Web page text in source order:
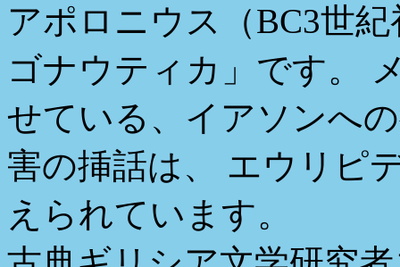
アポロニウス（BC3世
ゴナウティカ」です。
せている、イアソンへ
害の挿話は、 エウリピ
えられています。